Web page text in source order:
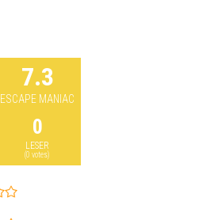
7.3
ESCAPE MANIAC
0
LESER
(0 votes)